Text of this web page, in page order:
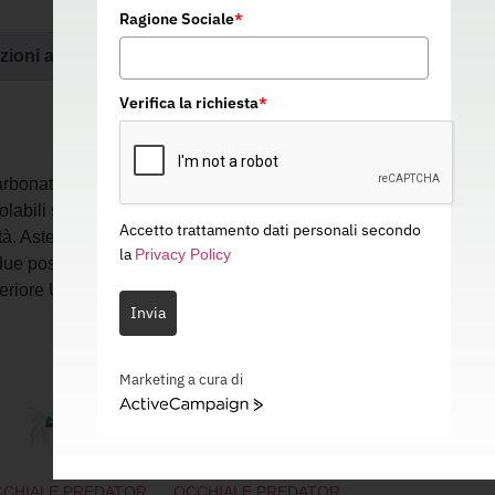
aggiuntive
antiurto. Efficace trattamento
sia in lunghezza che in inclinazione
Aste ergonomiche e flessibili. Morbido
posizioni. Pratico cordino incluso nella
UV400.
Ragione Sociale*
Verifica la richiesta*
Accetto trattamento dati personali secondo
la Privacy Policy
Invia
Marketing a cura di
ActiveCampaign